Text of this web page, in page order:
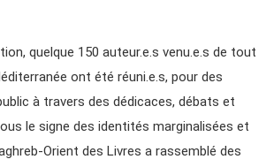
quelque 150 auteur.e.s venu.e.s de tout
ont été réuni.e.s, pour des
à travers des dédicaces, débats et
le signe des identités marginalisées et
Orient des Livres a rassemblé des